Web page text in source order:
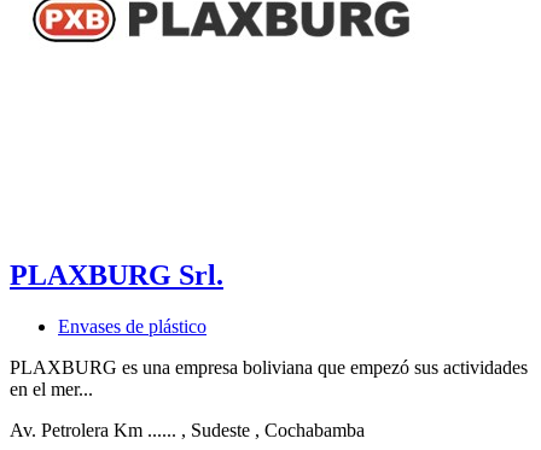
PLAXBURG Srl.
Envases de plástico
PLAXBURG es una empresa boliviana que empezó sus actividades
en el mer...
Av. Petrolera Km ...... , Sudeste , Cochabamba